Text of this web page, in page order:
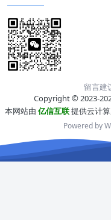
留言建
Copyright © 2023-
本网站由 亿信互联提供云计
Powered by